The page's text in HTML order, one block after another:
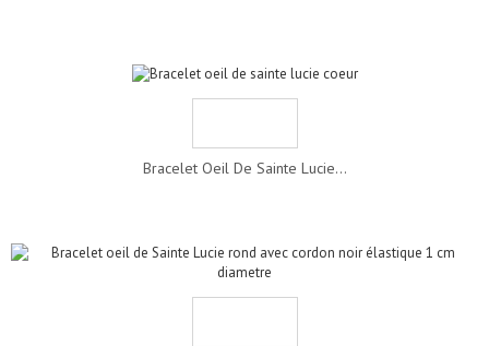
Bracelet Oeil De Sainte Lucie...